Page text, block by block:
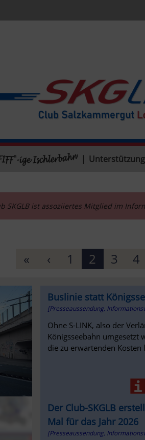
SKGLB ist assoziiertes Mitglied im
« ‹ 1 2 3 4
Buslinie statt
[Presseaussendung,
Ohne S-LINK, also der
Königsseebahn umgesetzt
die zu erwartenden
Der Club-SKGLB
Mal für das Jahr 2026
[Presseaussendung,